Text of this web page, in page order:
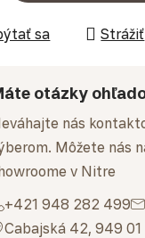
sa Strážiť
otázky
nás
Môžete nás
v Nitre
+421 948 282 499
Cabajská 42, 949